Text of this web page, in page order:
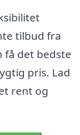
tilbud fra
få det bedste
pris. Lad
rent og